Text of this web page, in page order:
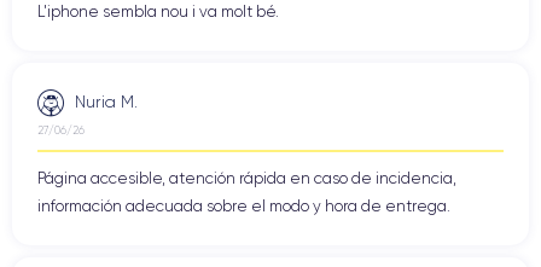
L'iphone sembla nou i va molt bé.
Nuria M.
27/06/26
Página accesible, atención rápida en caso de incidencia,
información adecuada sobre el modo y hora de entrega.